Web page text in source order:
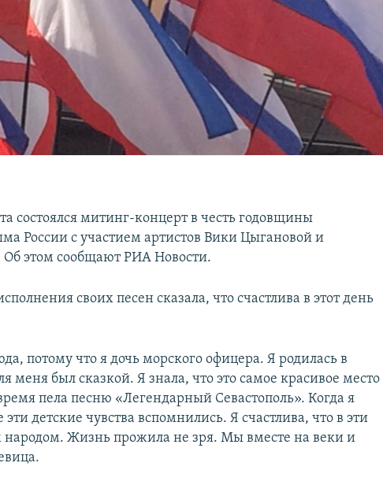
состоялся митинг-концерт в честь годовщины
России с участием артистов Вики Цыгановой и
этом сообщают РИА Новости.
своих песен сказала, что счастлива в этот день
потому что я дочь морского офицера. Я родилась в
меня был сказкой. Я знала, что это самое красивое место
пела песню «Легендарный Севастополь». Когда я
детские чувства вспомнились. Я счастлива, что в эти
Жизнь прожила не зря. Мы вместе на веки и